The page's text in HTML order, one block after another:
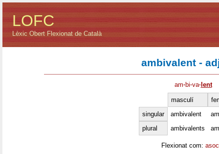
LOFC
Lèxic Obert Flexionat de Català
ambivalent -
am· bi·va· lent
masculí
singular
ambivalent
plural
ambivalents
Flexionat com: